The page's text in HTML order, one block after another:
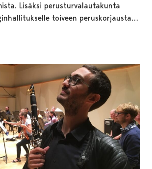
Lisäksi perusturvalautakunta
toiveen peruskorjausta…